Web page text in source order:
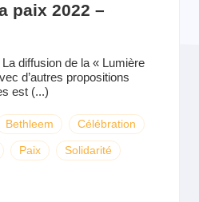
paix 2022 –
diffusion de la « Lumière
d’autres propositions
est (...)
Bethleem Célébration
Paix Solidarité